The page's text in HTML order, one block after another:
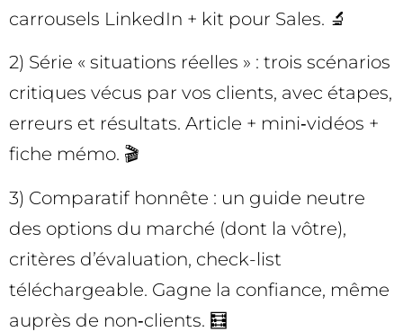
carrousels LinkedIn + kit pour Sales. 🔬
2) Série « situations réelles » : trois scénarios
critiques vécus par vos clients, avec étapes,
erreurs et résultats. Article + mini‑vidéos +
fiche mémo. 🎬
3) Comparatif honnête : un guide neutre
des options du marché (dont la vôtre),
critères d’évaluation, check-list
téléchargeable. Gagne la confiance, même
auprès de non‑clients. 🧮